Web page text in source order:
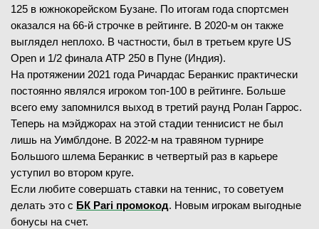
125 в южнокорейском Бузане. По итогам года спортсмен
оказался на 66-й строчке в рейтинге. В 2020-м он также
выглядел неплохо. В частности, был в третьем круге US
Open и 1/2 финала ATP 250 в Пуне (Индия).
На протяжении 2021 года Ричардас Беранкис практически
постоянно являлся игроком топ-100 в рейтинге. Больше
всего ему запомнился выход в третий раунд Ролан Гаррос.
Теперь на мэйджорах на этой стадии теннисист не был
лишь на Уимблдоне. В 2022-м на травяном турнире
Большого шлема Беранкис в четвертый раз в карьере
уступил во втором круге.
Если любите совершать ставки на теннис, то советуем
делать это с БК Pari промокод. Новым игрокам выгодные
бонусы на счет.